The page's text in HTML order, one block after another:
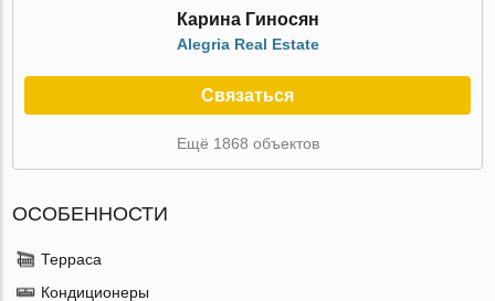
Карина Гиносян
Alegria Real Estate
Связаться
Ещё 1868 объектов
ОСОБЕННОСТИ
Терраса
Кондиционеры